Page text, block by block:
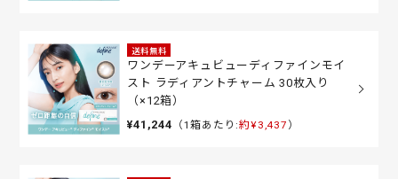
送料無料
ワンデーアキュビューディファインモイ
スト ラディアントチャーム 30枚入り
（×12箱）
¥41,244 （1箱あたり:約¥3,437 ）